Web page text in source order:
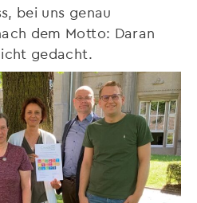
bei uns genau
dem Motto: Daran
gedacht.